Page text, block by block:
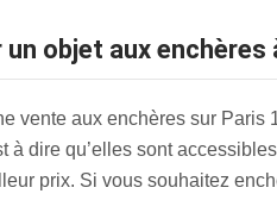
objet aux enchères
vente aux enchères sur Paris
à dire qu’elles sont
prix. Si vous souhaitez